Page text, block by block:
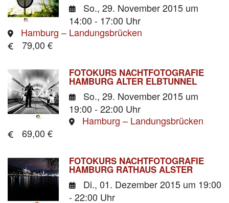
So., 29. November 2015 um
14:00 - 17:00 Uhr
Hamburg – Landungsbrücken
79,00 €
FOTOKURS NACHTFOTOGRAFIE
HAMBURG ALTER ELBTUNNEL
So., 29. November 2015 um
19:00 - 22:00 Uhr
Hamburg – Landungsbrücken
69,00 €
FOTOKURS NACHTFOTOGRAFIE
HAMBURG RATHAUS ALSTER
Di., 01. Dezember 2015 um 19:00
- 22:00 Uhr